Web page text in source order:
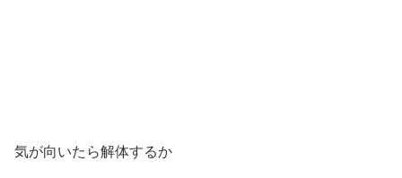
気が向いたら解体するか